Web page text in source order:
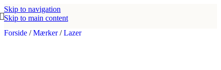
Skip to navigation
Skip to main content
Forside / Mærker/ Lazer